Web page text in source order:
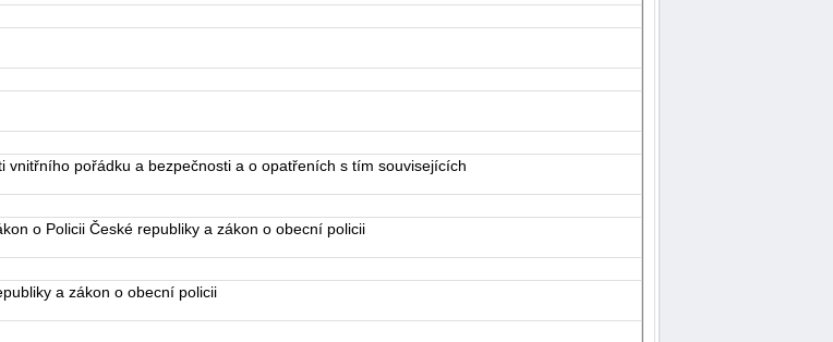
pořádku a bezpečnosti a o opatřeních s tím souvisejících
o Policii České republiky a zákon o obecní policii
a zákon o obecní policii